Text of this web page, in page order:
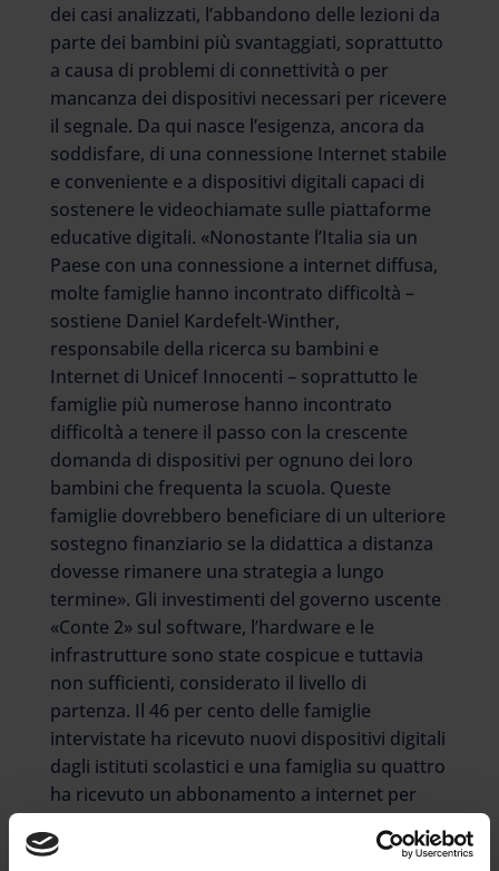
dei casi analizzati, l’abbandono delle lezioni da
parte dei bambini più svantaggiati, soprattutto
a causa di problemi di connettività o per
mancanza dei dispositivi necessari per ricevere
il segnale. Da qui nasce l’esigenza, ancora da
soddisfare, di una connessione Internet stabile
e conveniente e a dispositivi digitali capaci di
sostenere le videochiamate sulle piattaforme
educative digitali. «Nonostante l’Italia sia un
Paese con una connessione a internet diffusa,
molte famiglie hanno incontrato difficoltà –
sostiene Daniel Kardefelt-Winther,
responsabile della ricerca su bambini e
Internet di Unicef Innocenti – soprattutto le
famiglie più numerose hanno incontrato
difficoltà a tenere il passo con la crescente
domanda di dispositivi per ognuno dei loro
bambini che frequenta la scuola. Queste
famiglie dovrebbero beneficiare di un ulteriore
sostegno finanziario se la didattica a distanza
dovesse rimanere una strategia a lungo
termine». Gli investimenti del governo uscente
«Conte 2» sul software, l’hardware e le
infrastrutture sono state cospicue e tuttavia
non sufficienti, considerato il livello di
partenza. Il 46 per cento delle famiglie
intervistate ha ricevuto nuovi dispositivi digitali
dagli istituti scolastici e una famiglia su quattro
ha ricevuto un abbonamento a internet per
incoraggianti perché mostrano che la maggior